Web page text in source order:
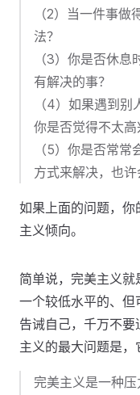
（2）当一件事
法？
（3）你是否休
有解决的事？
（4）如果遇到别
你是否觉得不太高
（5）你是否常
方式来解决，也许
如果上面的问题，
主义倾向。
简单说，完美主义
一个较低水平的、
告诫自己，千万不要
主义的最大问题是，
完美主义是一种